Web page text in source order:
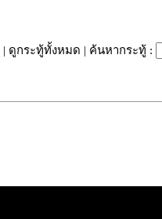
| ดูกระทู้ทั้งหมด | ค้นหากระทู้ :